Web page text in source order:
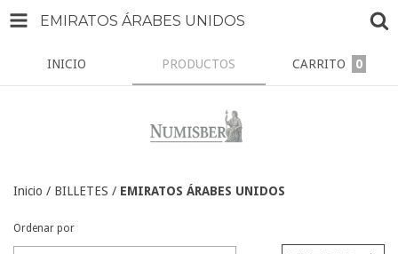
EMIRATOS ÁRABES UNIDOS
INICIO PRODUCTOS CARRITO 0
Inicio / BILLETES / EMIRATOS ÁRABES UNIDOS
Ordenar por